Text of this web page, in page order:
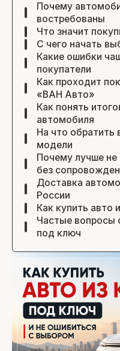
Почему
востребованы
Что значит
С чего начать
Какие ошибки
покупатели
Как проходит
«ВАН Авто»
Как понять
автомобиля
На что обратить
модели
Почему лучше не
без
Доставка
России
Как купить авто
Частые вопросы
под ключ